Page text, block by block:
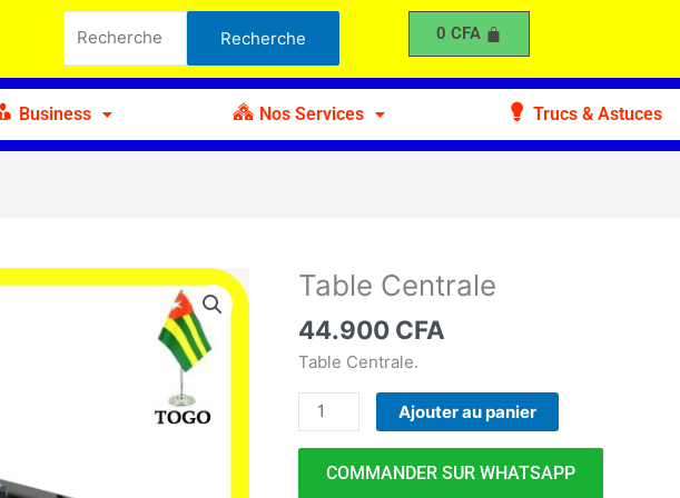
pour :
Recherche 0 CFA
Business Nos Services Trucs & Astuces
Table Centrale
44.900 CFA
Table Centrale.
quantité
Table
Centrale
Ajouter au panier
COMMANDER SUR WHATSAPP
Centrale